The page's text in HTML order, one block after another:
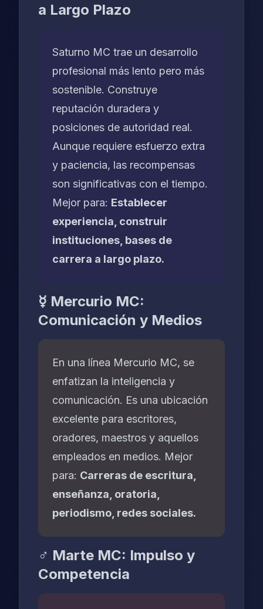
a Largo Plazo
Saturno MC trae un desarrollo
profesional más lento pero más
sostenible. Construye
reputación duradera y
posiciones de autoridad real.
Aunque requiere esfuerzo extra
y paciencia, las recompensas
son significativas con el tiempo.
Mejor para: Establecer
experiencia, construir
instituciones, bases de
carrera a largo plazo.
☿ Mercurio MC:
Comunicación y Medios
En una línea Mercurio MC, se
enfatizan la inteligencia y
comunicación. Es una ubicación
excelente para escritores,
oradores, maestros y aquellos
empleados en medios. Mejor
para: Carreras de escritura,
enseñanza, oratoria,
periodismo, redes sociales.
♂️ Marte MC: Impulso y
Competencia